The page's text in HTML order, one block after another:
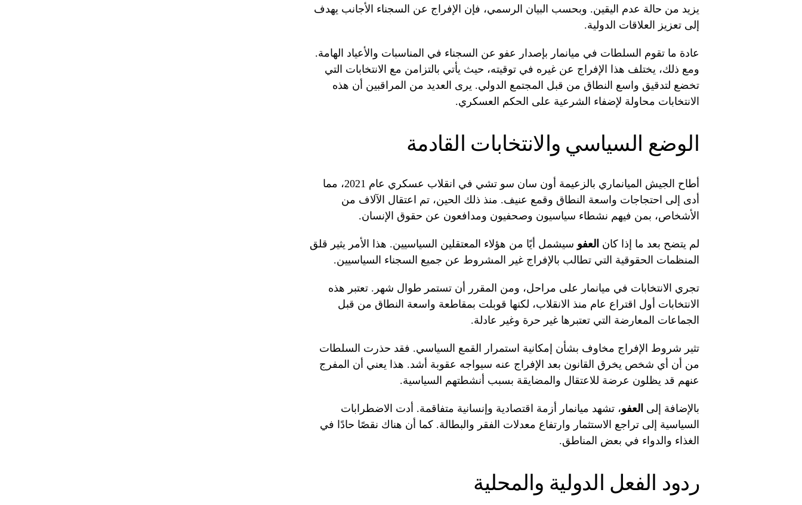
يزيد من حالة عدم اليقين. وبحسب البيان الرسمي، فإن الإفراج عن السجناء الأجانب يهدف
إلى تعزيز العلاقات الدولية.
عادة ما تقوم السلطات في ميانمار بإصدار عفو عن السجناء في المناسبات والأعياد الهامة.
ومع ذلك، يختلف هذا الإفراج عن غيره في توقيته، حيث يأتي بالتزامن مع الانتخابات التي
تخضع لتدقيق واسع النطاق من قبل المجتمع الدولي. يرى العديد من المراقبين أن هذه
الانتخابات محاولة لإضفاء الشرعية على الحكم العسكري.
الوضع السياسي والانتخابات القادمة
أطاح الجيش الميانماري بالزعيمة أون سان سو تشي في انقلاب عسكري عام 2021، مما
أدى إلى احتجاجات واسعة النطاق وقمع عنيف. منذ ذلك الحين، تم اعتقال الآلاف من
الأشخاص، بمن فيهم نشطاء سياسيون وصحفيون ومدافعون عن حقوق الإنسان.
لم يتضح بعد ما إذا كان العفو سيشمل أيًا من هؤلاء المعتقلين السياسيين. هذا الأمر يثير قلق
المنظمات الحقوقية التي تطالب بالإفراج غير المشروط عن جميع السجناء السياسيين.
تجري الانتخابات في ميانمار على مراحل، ومن المقرر أن تستمر طوال شهر. تعتبر هذه
الانتخابات أول اقتراع عام منذ الانقلاب، لكنها قوبلت بمقاطعة واسعة النطاق من قبل
الجماعات المعارضة التي تعتبرها غير حرة وغير عادلة.
تثير شروط الإفراج مخاوف بشأن إمكانية استمرار القمع السياسي. فقد حذرت السلطات
من أن أي شخص يخرق القانون بعد الإفراج عنه سيواجه عقوبة أشد. هذا يعني أن المفرج
عنهم قد يظلون عرضة للاعتقال والمضايقة بسبب أنشطتهم السياسية.
بالإضافة إلى العفو، تشهد ميانمار أزمة اقتصادية وإنسانية متفاقمة. أدت الاضطرابات
السياسية إلى تراجع الاستثمار وارتفاع معدلات الفقر والبطالة. كما أن هناك نقصًا حادًا في
الغذاء والدواء في بعض المناطق.
ردود الفعل الدولية والمحلية